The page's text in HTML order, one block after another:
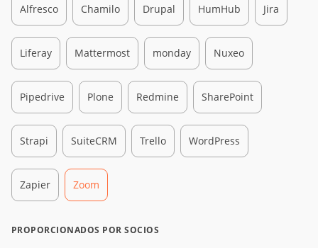
Alfresco Chamilo Drupal HumHub Jira
Liferay Mattermost monday Nuxeo
Pipedrive Plone Redmine SharePoint
Strapi SuiteCRM Trello WordPress
Zapier Zoom
PROPORCIONADOS POR SOCIOS